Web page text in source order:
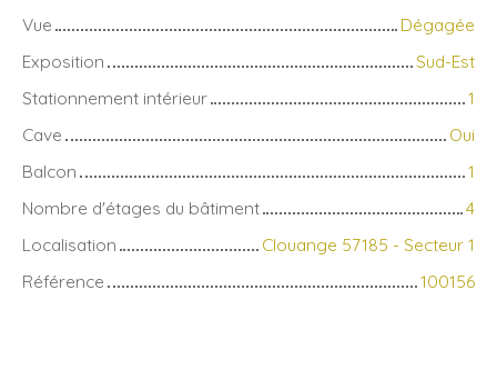
Vue
Dégagée
Exposition
Sud-Est
Stationnement intérieur
1
Cave
Oui
Balcon
1
Nombre d'étages du bâtiment
4
Localisation
Clouange 57185 - Secteur 1
Référence
100156